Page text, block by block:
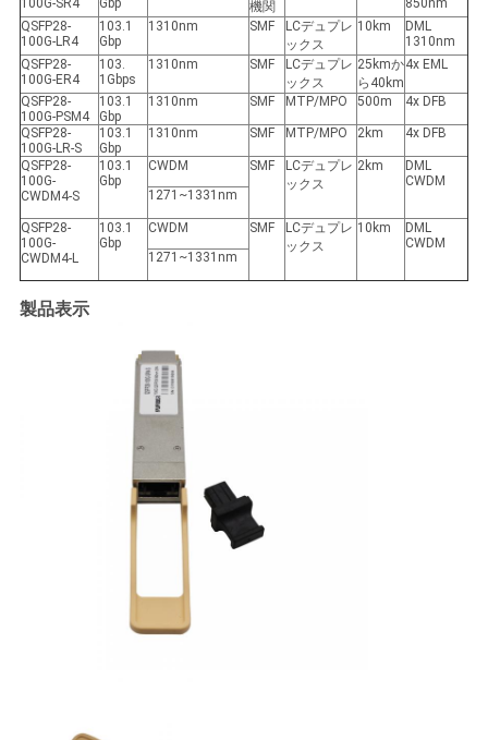
100G-SR4
Gbp
機関
850nm
QSFP28-
100G-LR4
103.1
Gbp
1310nm SMF
LCデュプレ
ックス
10km
DML
1310nm
QSFP28-
100G-ER4
103.
1Gbps
1310nm SMF
LCデュプレ
ックス
25kmか
ら40km
4x EML
QSFP28-
100G-PSM4
103.1
Gbp
1310nm SMF MTP/MPO 500m 4x DFB
QSFP28-
100G-LR-S
103.1
Gbp
1310nm SMF MTP/MPO 2km 4x DFB
QSFP28-
100G-
CWDM4-S
103.1
Gbp
CWDM SMF
LCデュプレ
ックス
2km
DML
CWDM
1271~1331nm
QSFP28-
100G-
CWDM4-L
103.1
Gbp
CWDM SMF
LCデュプレ
ックス
10km
DML
CWDM
1271~1331nm
製品表示